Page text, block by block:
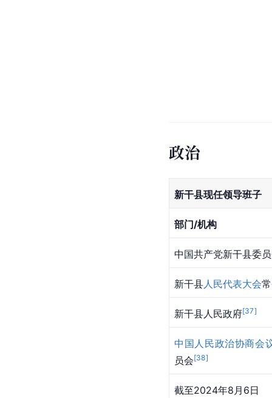
政治
新干县现任领导班子
部门/机构
中国共产党新干县委
新干县人民代表大会
新干县人民政府[37]
中国人民政治协商会
员会[38]
截至2024年8月6日